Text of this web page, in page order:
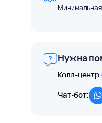
Нужна
Колл-центр
Чат-бот: